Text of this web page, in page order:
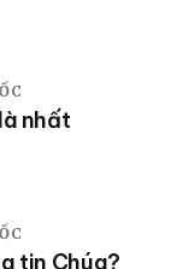
nhất
tin Chúa?